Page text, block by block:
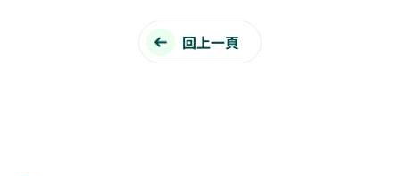
回上一頁